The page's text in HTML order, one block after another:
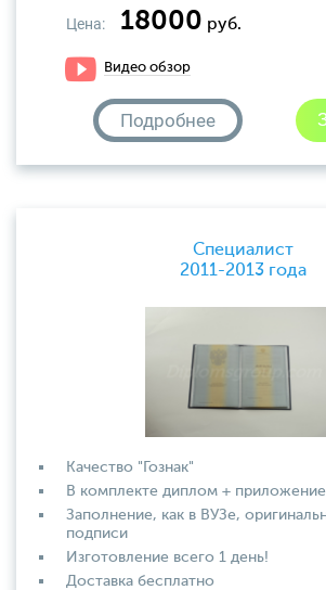
Цена: 18000 руб.
Видео обзор
Подробнее
Специалист
2011-2013 года
Качество "Гознак"
В комплекте диплом +
Заполнение, как в ВУЗе,
подписи
Изготовление всего 1 день!
Доставка бесплатно